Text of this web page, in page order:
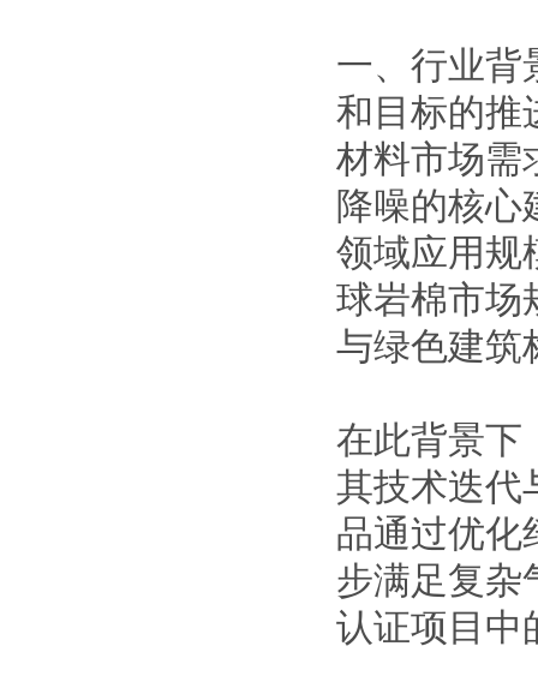
一、行业背
和目标的推
材料市场需
降噪的核心
领域应用规
球岩棉市场
与绿色建筑
在此背景下
其技术迭代
品通过优化
步满足复杂
认证项目中